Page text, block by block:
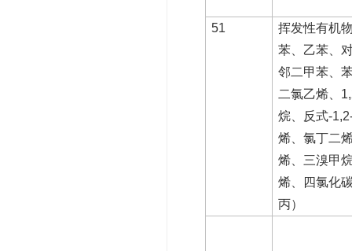
51
挥发性有机
苯、乙苯、
邻二甲苯、
二氯乙烯、
烷、反式-
烯、氯丁二
烯、三溴甲
烯、四氯化
丙）